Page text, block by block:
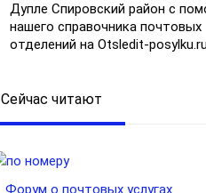
Дупле Спировский район с
нашего справочника почтовых
отделений на Otsledit-posylku.ru
Сейчас читают
Форум о почтовых услугах